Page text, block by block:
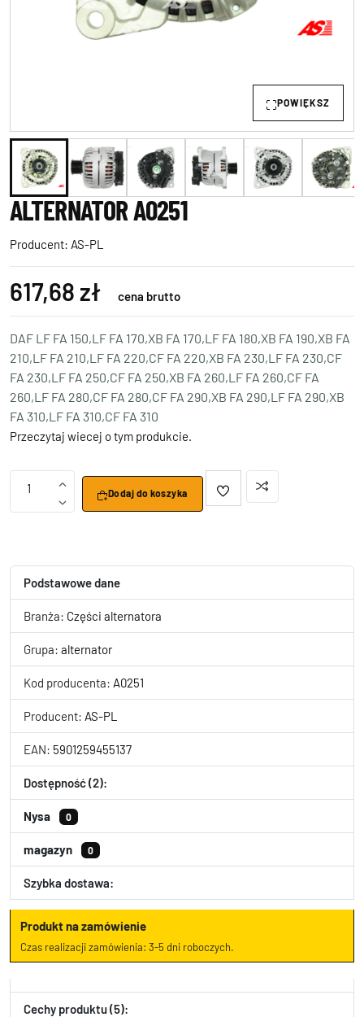
POWIĘKSZ
ALTERNATOR A0251
Producent: AS-PL
617,68 zł cena brutto
DAF LF FA 150,LF FA 170,XB FA 170,LF FA 180,XB FA 190,XB FA
210,LF FA 210,LF FA 220,CF FA 220,XB FA 230,LF FA 230,CF
FA 230,LF FA 250,CF FA 250,XB FA 260,LF FA 260,CF FA
260,LF FA 280,CF FA 280,CF FA 290,XB FA 290,LF FA 290,XB
FA 310,LF FA 310,CF FA 310
Przeczytaj wiecej o tym produkcie.
1 Dodaj do koszyka
Podstawowe dane
Branża: Części alternatora
Grupa: alternator
Kod producenta: A0251
Producent: AS-PL
EAN: 5901259455137
Dostępność (2):
Nysa 0
magazyn 0
Szybka dostawa:
Produkt na zamówienie
Czas realizacji zamówienia: 3-5 dni roboczych.
Cechy produktu (5):